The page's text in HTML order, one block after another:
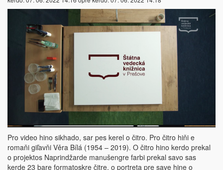
Pro video hino sikhado, sar pes kerel o čitro. Pro čitro hiňi e
romaňi giľavňi Věra Bílá (1954 – 2019). O čitro hino kerdo prekal
o projektos Naprindžarde manušengre farbi prekal savo sas
kerde 23 bare formatoskre čitre, o portreta pre save hine o